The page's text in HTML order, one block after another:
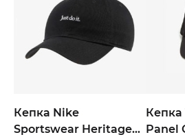
Кепка Nike
Sportswear Heritage
Panel